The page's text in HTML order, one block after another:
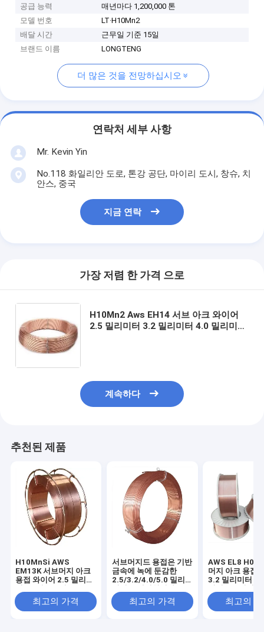
공급 능력
매년마다 1,200,000 톤
모델 번호
LT·H10Mn2
배달 시간
근무일 기준 15일
브랜드 이름
LONGTENG
더 많은 것을 전망하십시오
연락처 세부 사항
Mr. Kevin Yin
No.118 화일리안 도로, 톤강 공단, 마이리 도시, 창슈, 치
안스, 중국
지금 연락
가장 저렴 한 가격 으로
H10Mn2 Aws EH14 서브 아크 와이어
2.5 밀리미터 3.2 밀리미터 4.0 밀리미터
계속하다
추천된 제품
H10MnSi AWS
EM13K 서브머지 아크
용접 와이어 2.5 밀리미
최고의 가격
서브머지드 용접은 기반
금속에 녹에 둔감한
2.5/3.2/4.0/5.0 밀리
최고의 가격
AWS EL8
머지 아크 용접
3.2 밀리미터
Kg
최고의